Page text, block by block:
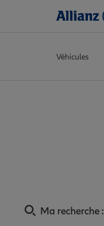
Véhicules
Ma recherche :